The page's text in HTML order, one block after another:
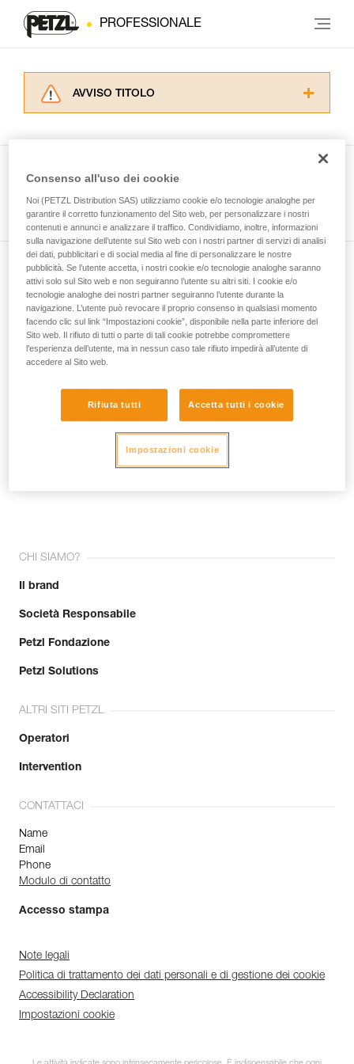
PROFESSIONALE
AVVISO TITOLO
La padronanza di queste tecniche richiede una
formazione ed un addestramento specifico.
Verificate con un professionista la vostra
capacità di rifare la manovra, da soli, in piena
sicurezza, prima di riprodurla autonomamente.
Forniamo esempi di tecniche relative alla vostra
attività. Ne possono esistere altre che non
vengono qui descritte.
Guarda tutti i consigli tecnici
Iscriviti alla newsletter
e rimani connesso alle nostre novità
E-mail *
Unisciti alla community!
CHI SIAMO?
Il brand
Società Responsabile
Petzl Fondazione
Petzl Solutions
ALTRI SITI PETZL
Operatori
Intervention
CONTATTACI
Name
Email
Phone
Modulo di contatto
Accesso stampa
Note legali
Politica di trattamento dei dati personali e di gestione dei cookie
Accessibility Declaration
Impostazioni cookie
Consenso all'uso dei cookie
Noi (PETZL Distribution SAS) utilizziamo cookie e/o tecnologie analoghe per
garantire il corretto funzionamento del Sito web, per personalizzare i nostri
contenuti e annunci e analizzare il traffico. Condividiamo, inoltre, informazioni
sulla navigazione dell’utente sul Sito web con i nostri partner di servizi di analisi
dei dati, pubblicitari e di social media al fine di personalizzare le nostre
pubblicità. Se l’utente accetta, i nostri cookie e/o tecnologie analoghe saranno
attivi solo sul Sito web e non seguiranno l’utente su altri siti. I cookie e/o
tecnologie analoghe dei nostri partner seguiranno l’utente durante la
navigazione. L’utente può revocare il proprio consenso in qualsiasi momento
facendo clic sul link “Impostazioni cookie”, disponibile nella parte inferiore del
Sito web. Il rifiuto di tutti o parte di tali cookie potrebbe compromettere
l’esperienza dell’utente, ma in nessun caso tale rifiuto impedirà all’utente di
accedere al Sito web.
Rifiuta tutti Accetta tutti i cookie
Impostazioni cookie